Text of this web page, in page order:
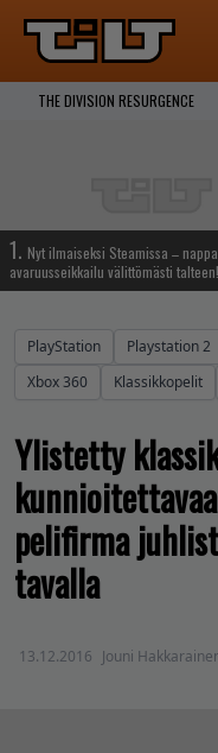
THE DIVISION RESURGENCE
1. Nyt ilmaiseksi Steamissa –
avaruusseikkailu välittömästi talteen!
PlayStation Playstation 2
Xbox 360
Klassikkopelit
Ylistetty
pelifirma
tavalla
13.12.2016 Jouni